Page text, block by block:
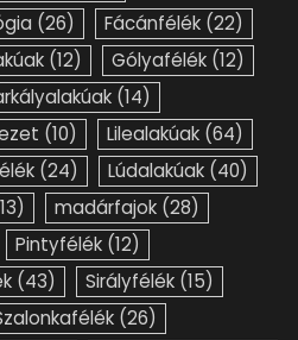
(26) Fácánfélék (22)
(12) Gólyafélék (12)
(14)
(10) Lilealakúak (64)
(24) Lúdalakúak (40)
madárfajok (28)
Pintyfélék (12)
(43) Sirályfélék (15)
(26)